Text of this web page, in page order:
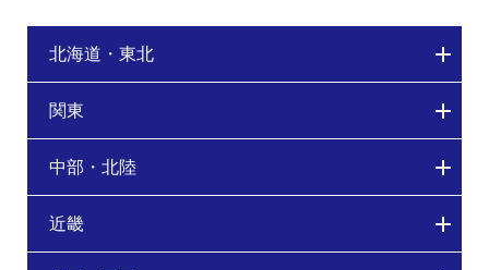
北海道・東北
関東
中部・北陸
近畿